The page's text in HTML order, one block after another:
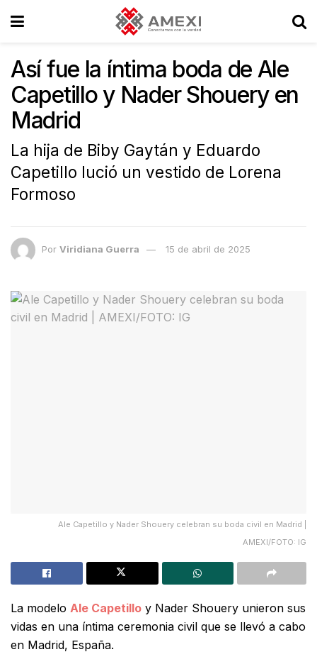
Así fue la íntima boda de Ale
Capetillo y Nader Shouery en
Madrid
La hija de Biby Gaytán y Eduardo
Capetillo lució un vestido de Lorena
Formoso
Por Viridiana Guerra 15 de abril de 2025
Ale Capetillo y Nader Shouery celebran su boda civil en Madrid |
AMEXI/FOTO: IG
La modelo Ale Capetillo y Nader Shouery unieron sus
vidas en una íntima ceremonia civil que se llevó a cabo
en Madrid, España.